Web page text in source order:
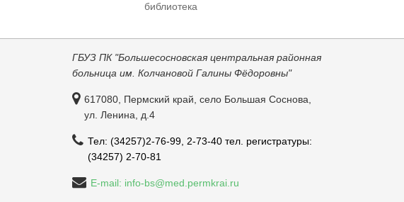
библиотека
ГБУЗ ПК "Большесосновская центральная районная
больница им. Колчановой Галины Фёдоровны"
617080, Пермский край, село Большая Соснова,
ул. Ленина, д.4
Тел: (34257)2-76-99, 2-73-40 тел. регистратуры:
(34257) 2-70-81
E-mail: info-bs@med.permkrai.ru